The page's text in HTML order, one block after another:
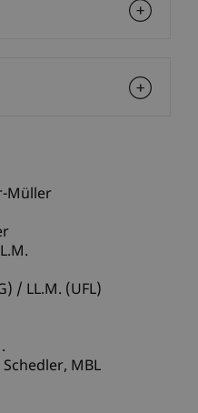
Müller
/ LL.M. (UFL)
Schedler MBL